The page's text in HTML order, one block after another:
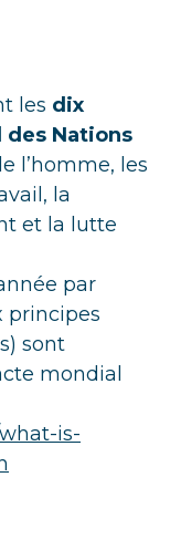
les dix
Nations
l’homme, les
la
et la lutte
par
principes
sont
mondial
is-